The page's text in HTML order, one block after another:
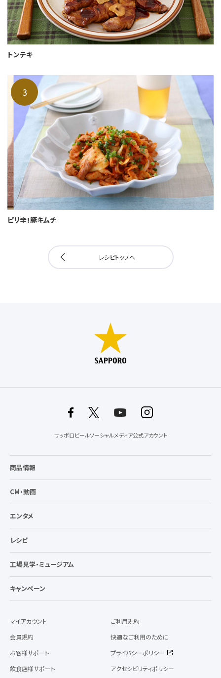
トンテキ
ピリ辛！豚キムチ
レシピトップへ
サッポロビールソーシャルメディア公式アカウント
商品情報
CM・動画
エンタメ
レシピ
工場見学・ミュージアム
キャンペーン
マイアカウント
会員規約
お客様サポート
飲食店様サポート
ご利用規約
快適なご利用のために
プライバシーポリシー
アクセシビリティポリシー